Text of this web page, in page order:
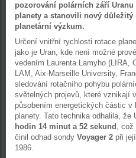
pozorování polárních září
planety a stanovili nový
planetární výzkum.
Určení vnitřní rychlosti rotace
jako je Uran, kde není možné
vedením Laurenta Lamyho (LIRA,
LAM, Aix-Marseille University,
sledování rotačního pohybu
světelných projevů, které vznikají
působením energetických částic
planety. Tato technika odhalila,
hodin 14 minut a 52 sekund , což
činil odhad sondy Voyager 2 při
1986.